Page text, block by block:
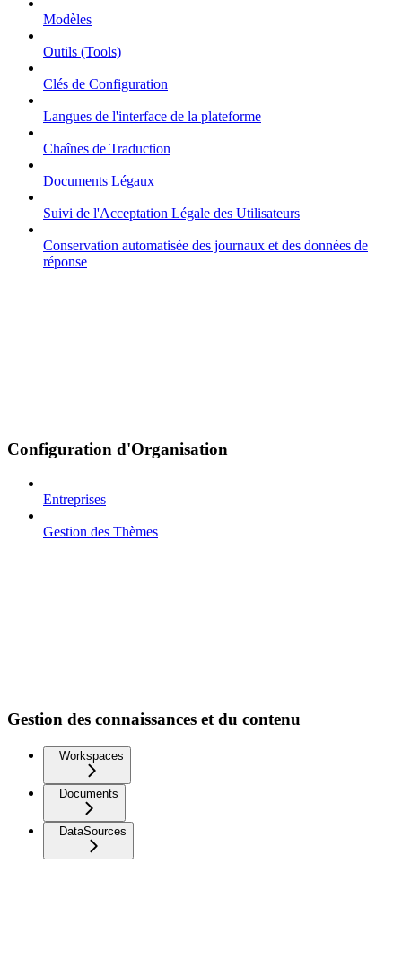
Modèles
Outils (Tools)
Clés de Configuration
Langues de l'interface de la plateforme
Chaînes de Traduction
Documents Légaux
Suivi de l'Acceptation Légale des Utilisateurs
Conservation automatisée des journaux et des données de
réponse
Configuration d'Organisation
Entreprises
Gestion des Thèmes
Gestion des connaissances et du contenu
Workspaces
Documents
DataSources